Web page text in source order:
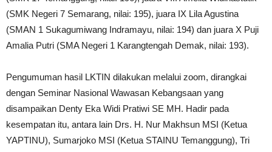
(SMK Negeri 7 Semarang, nilai: 195), juara IX Lila Agustina
(SMAN 1 Sukagumiwang Indramayu, nilai: 194) dan juara X Puji
Amalia Putri (SMA Negeri 1 Karangtengah Demak, nilai: 193).
Pengumuman hasil LKTIN dilakukan melalui zoom, dirangkai
dengan Seminar Nasional Wawasan Kebangsaan yang
disampaikan Denty Eka Widi Pratiwi SE MH. Hadir pada
kesempatan itu, antara lain Drs. H. Nur Makhsun MSI (Ketua
YAPTINU), Sumarjoko MSI (Ketua STAINU Temanggung), Tri